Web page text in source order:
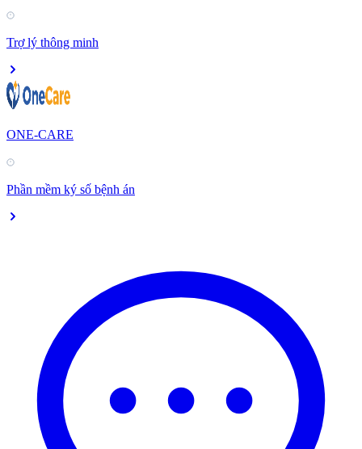
Trợ lý thông minh
ONE-CARE
Phần mềm ký số bệnh án